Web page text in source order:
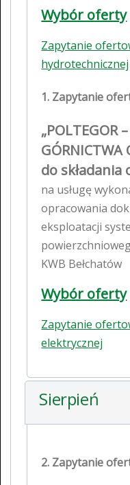
Wybór oferty
Zapytanie
hydrotechnicznej
1. Zapytanie
„POLTEGOR
GÓRNICTWA
do składania
na usługę
opracowania
eksploatacji
KWB Bełchatów
Wybór oferty
Zapytanie
elektrycznej
Sierpień
2. Zapytanie